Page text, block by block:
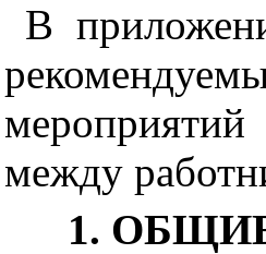
В
между
1.